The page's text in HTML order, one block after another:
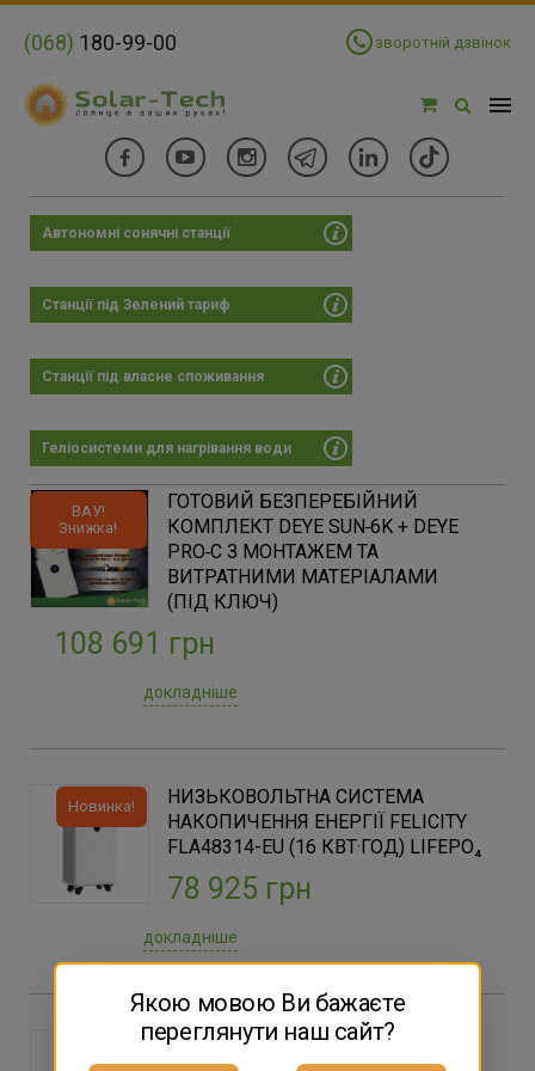
(068) 180-99-00 зворотній дзвінок
Фільтри
Ціна:
-
4240911 8411015 12581118
Автономні сонячні станції
Станції під Зелений тариф
Станції під власне споживання
Геліосистеми для нагрівання води
ВАУ!
Знижка!
ГОТОВИЙ БЕЗПЕРЕБІЙНИЙ
КОМПЛЕКТ DEYE SUN‑6K + DEYE
PRO‑C З МОНТАЖЕМ ТА
ВИТРАТНИМИ МАТЕРІАЛАМИ
(ПІД КЛЮЧ)
108 691 грн
докладніше
Новинка!
НИЗЬКОВОЛЬТНА СИСТЕМА
НАКОПИЧЕННЯ ЕНЕРГІЇ FELICITY
FLA48314-EU (16 КВТ·ГОД) LIFEPO₄
78 925 грн
докладніше
LIVOLTEK IPOWER HES 5000 —
Якою мовою Ви бажаєте
переглянути наш сайт?